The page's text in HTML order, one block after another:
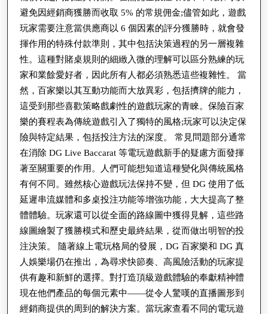
避免因經銷商獲勝而收取 5% 的常規佣金;儘管如此，遊戲
玩家需要注意當供應商以 6 個因素的評分獲勝時，就會發
揮作用的特殊付款準則，其中包括決策過程的另一層複雜
性。這種對賭桌規則的細緻入微的理解可以區分熟練的玩
家和業餘愛好者，因此所有人都必須熟悉這些複雜性。 當
然，百家樂以其互動功能而大放異彩，包括擠牌的能力，
這受到那些喜歡策略戲劇性的遊戲玩家的青睞。保險百家
樂的賽程表為傳統遊戲引入了獨特的風格;玩家可以決定保
險與特定結果，包括投注方法的深度。 常見問題部分通常
在消除 DG Live Baccarat 等電玩遊戲新手的疑慮方面發揮
著至關重要的作用。人們可能想知道這種變化與傳統風格
有何不同。雖然核心遊戲玩法保持不變，但 DG 使用了低
延遲串流媒體和多桌投注功能等增強功能，大大提高了整
體體驗。玩家還可以從全面的路線圖中獲得見解，這些路
線圖繪製了獲勝模式和歷史最終結果，從而做出明智的投
注決策。 隨著線上電玩格局的發展，DG 百家樂和 DG 真
人娛樂場仍在推出，為尋求快節奏、高風險活動的玩家提
供有趣和新鮮的選擇。對打造頂級遊戲體驗的奉獻精神體
現在他們產品的每個元素中——從令人驚嘆的直播圖形到
經銷商提供的周到的解決方案。當玩家查看不同的電玩遊